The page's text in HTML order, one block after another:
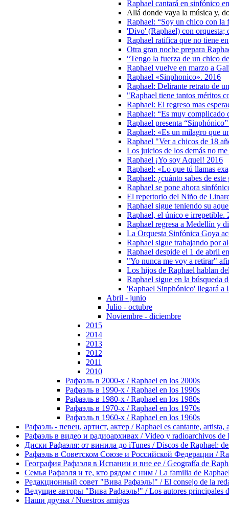
Raphael cantará en sinfónico
Allá donde vaya la música y,
Raphael: “Soy un chico con la
'Divo' (Raphael) con orquesta;
Raphael ratifica que no tiene
Otra gran noche prepara
“Tengo la fuerza de un chico
Raphael vuelve en marzo a
Raphael «Sinphonico». 2016
Raphael: Delirante retrato de
"Raphael tiene tantos méritos
Raphael: El regreso mas
Raphael: “Es muy complicado
Raphael presenta
Raphael: «Es un milagro que
Raphael "Ver a chicos de 18
Los juicios de los demás no
Raphael ¡Yo soy Aquel! 2016
Raphael: «Lo que tú llamas
Raphael: ¿cuánto sabes de
Raphael se pone ahora
El repertorio del Niño de
Raphael sigue teniendo su
Raphael, el único e irrepetible.
Raphael regresa a Medellín y
La Orquesta Sinfónica Goya
Raphael sigue trabajando por
Raphael despide el 1 de abril
"Yo nunca me voy a retirar"
Los hijos de Raphael hablan
Raphael sigue en la búsqueda
'Raphael Sinphónico' llegará a
Abril - junio
Julio - octubre
Noviembre - diciembre
2015
2014
2013
2012
2011
2010
Рафаэль в 2000-х / Raphael en los 2000s
Рафаэль в 1990-х / Raphael en los 1990s
Рафаэль в 1980-х / Raphael en los 1980s
Рафаэль в 1970-х / Raphael en los 1970s
Рафаэль в 1960-х / Raphael en los 1960s
Рафаэль - певец, артист, актер / Raphael es cantante, artista,
Рафаэль в видео и радиоархивах / Video y radioarchivos de
Диски Рафаэля: от винила до iTunes / Discos de Raphael:
Рафаэль в Советском Союзе и Российской Федерации /
География Рафаэля в Испании и вне ее / Geografía de
Семья Рафаэля и те, кто рядом с ним / La familia de
Редакционный совет "Вива Рафаэль!" / El consejo de la
Ведущие авторы "Вива Рафаэль!" / Los autores principales
Наши друзья / Nuestros amigos